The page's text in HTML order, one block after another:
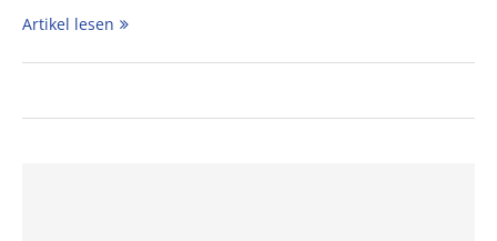
Artikel lesen